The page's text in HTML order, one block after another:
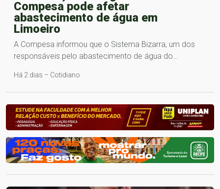
Compesa pode afetar
abastecimento de água em
Limoeiro
A Compesa informou que o Sistema Bizarra, um dos
responsáveis pelo abastecimento de água do…
Há 2 dias – Cotidiano